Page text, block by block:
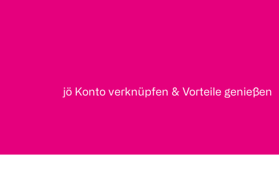
jö Konto verknüpfen & Vorteile genießen